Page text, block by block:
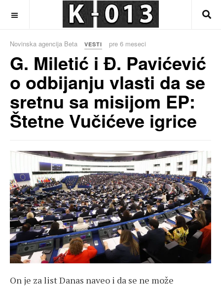
Novinska agencija Beta VESTI pre 6 meseci
G. Miletić i Đ. Pavićević
o odbijanju vlasti da se
sretnu sa misijom EP:
Štetne Vučićeve igrice
On je za list Danas naveo i da se ne može